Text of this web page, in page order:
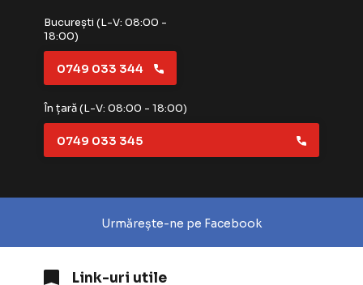
București (L-V: 08:00 -
18:00)
0749 033 344
În țară (L-V: 08:00 - 18:00)
0749 033 345
Urmărește-ne pe Facebook
Link-uri utile